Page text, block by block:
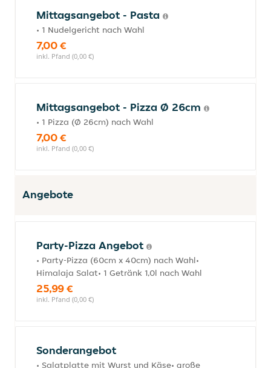
Mittagsangebot - Pasta
• 1 Nudelgericht nach Wahl
7,00 €
inkl. Pfand (0,00 €)
Mittagsangebot - Pizza Ø 26cm
• 1 Pizza (Ø 26cm) nach Wahl
7,00 €
inkl. Pfand (0,00 €)
Angebote
Party-Pizza Angebot
• Party-Pizza (60cm x 40cm) nach Wahl•
Himalaja Salat• 1 Getränk 1,0l nach Wahl
25,99 €
inkl. Pfand (0,00 €)
Sonderangebot
• Salatplatte mit Wurst und Käse• große